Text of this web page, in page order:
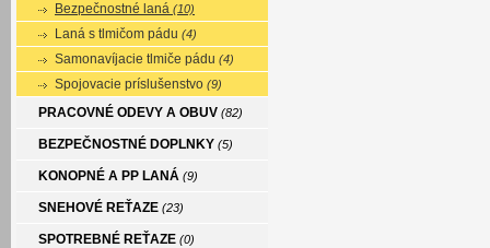
Bezpečnostné laná (10)
Laná s tlmičom pádu (4)
Samonavíjacie tlmiče pádu (4)
Spojovacie príslušenstvo (9)
PRACOVNÉ ODEVY A OBUV (82)
BEZPEČNOSTNÉ DOPLNKY (5)
KONOPNÉ A PP LANÁ (9)
SNEHOVÉ REŤAZE (23)
SPOTREBNÉ REŤAZE (0)